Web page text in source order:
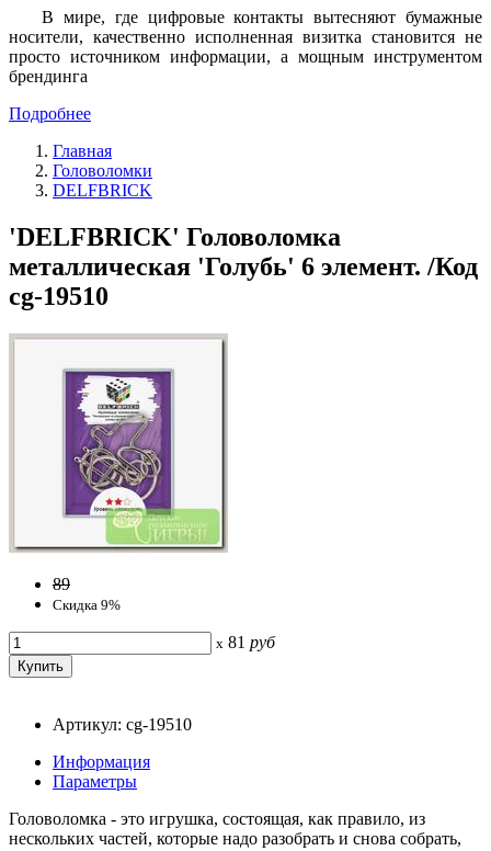
В мире, где цифровые контакты вытесняют бумажные
носители, качественно исполненная визитка становится не
просто источником информации, а мощным инструментом
брендинга
Подробнее
Главная
Головоломки
DELFBRICK
'DELFBRICK' Головоломка
металлическая 'Голубь' 6 элемент. /Код
cg-19510
89
Скидка 9%
x 81 руб
Артикул: cg-19510
Информация
Параметры
Головоломка - это игрушка, состоящая, как правило, из
нескольких частей, которые надо разобрать и снова собрать,